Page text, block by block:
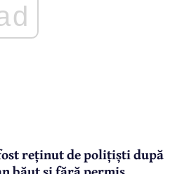
reținut de polițiști după